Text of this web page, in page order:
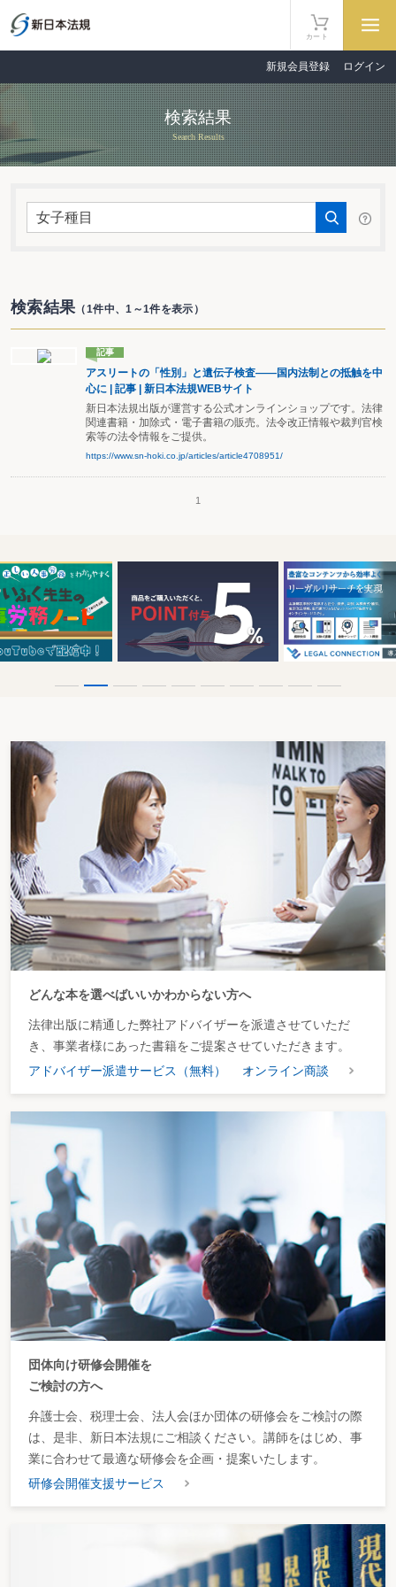
カート
新規会員登録 ログイン
検索結果
Search Results
検索結果（1件中、1～1件を表示）
記事
アスリートの「性別」と遺伝子検査――国内法制との抵触を中
心に | 記事 | 新日本法規WEBサイト
新日本法規出版が運営する公式オンラインショップです。法律
関連書籍・加除式・電子書籍の販売。法令改正情報や裁判官検
索等の法令情報をご提供。
https://www.sn-hoki.co.jp/articles/article4708951/
1
どんな本を選べばいいかわからない方へ
法律出版に精通した弊社アドバイザーを派遣させていただ
き、事業者様にあった書籍をご提案させていただきます。
アドバイザー派遣サービス（無料）
オンライン商談
団体向け研修会開催を
ご検討の方へ
弁護士会、税理士会、法人会ほか団体の研修会をご検討の際
は、是非、新日本法規にご相談ください。講師をはじめ、事
業に合わせて最適な研修会を企画・提案いたします。
研修会開催支援サービス